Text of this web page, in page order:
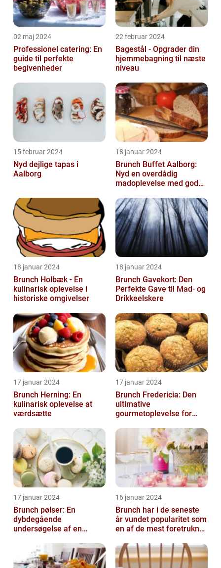
02 maj 2024
Professionel catering: En
guide til perfekte
begivenheder
22 februar 2024
Bagestål - Opgrader din
hjemmebagning til næste
niveau
15 februar 2024
Nyd dejlige tapas i
Aalborg
18 januar 2024
Brunch Buffet Aalborg:
Nyd en overdådig
madoplevelse med gode
18 januar 2024
Brunch Holbæk - En
kulinarisk oplevelse i
historiske omgivelser
18 januar 2024
Brunch Gavekort: Den
Perfekte Gave til Mad- og
Drikkeelskere
17 januar 2024
Brunch Herning: En
kulinarisk oplevelse at
værdsætte
17 januar 2024
Brunch Fredericia: Den
ultimative
gourmetoplevelse for
17 januar 2024
Brunch pølser: En
dybdegående
undersøgelse af en
drikkeentusiaster
16 januar 2024
Brunch har i de seneste
år vundet popularitet som
en af de mest foretrukne
drik...